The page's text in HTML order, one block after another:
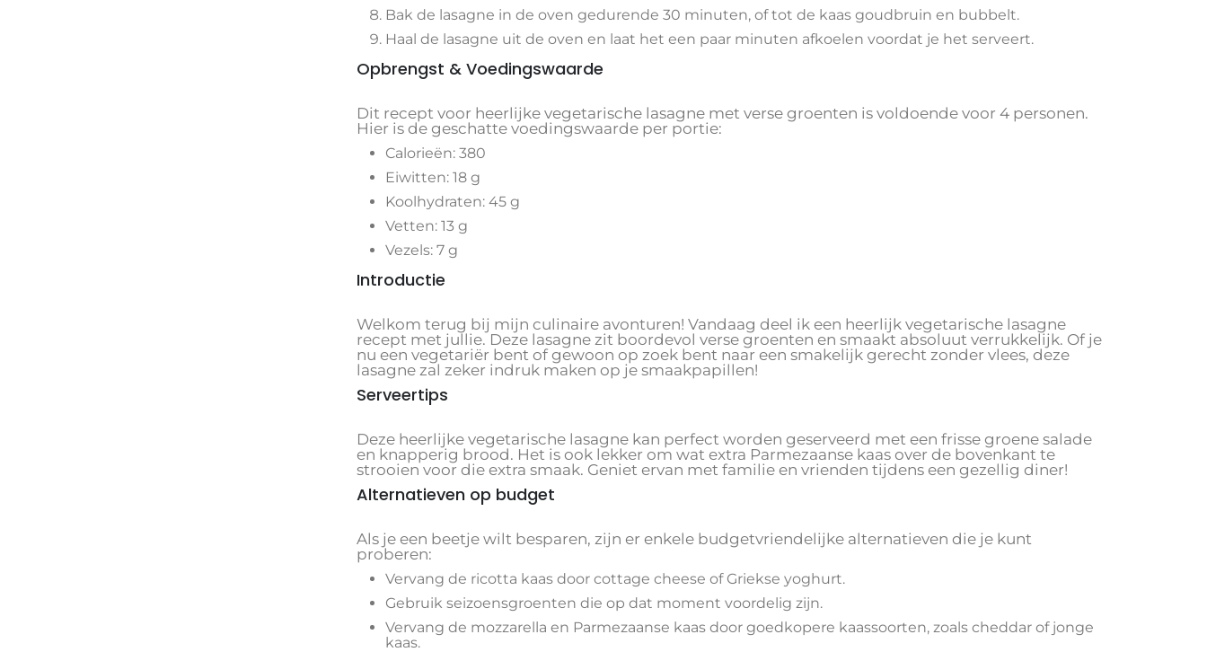
Bak de lasagne in de oven gedurende 30 minuten, of tot de kaas goudbruin en bubbelt.
Haal de lasagne uit de oven en laat het een paar minuten afkoelen voordat je het serveert.
Opbrengst & Voedingswaarde
Dit recept voor heerlijke vegetarische lasagne met verse groenten is voldoende voor 4 personen.
Hier is de geschatte voedingswaarde per portie:
Calorieën: 380
Eiwitten: 18 g
Koolhydraten: 45 g
Vetten: 13 g
Vezels: 7 g
Introductie
Welkom terug bij mijn culinaire avonturen! Vandaag deel ik een heerlijk vegetarische lasagne
recept met jullie. Deze lasagne zit boordevol verse groenten en smaakt absoluut verrukkelijk. Of je
nu een vegetariër bent of gewoon op zoek bent naar een smakelijk gerecht zonder vlees, deze
lasagne zal zeker indruk maken op je smaakpapillen!
Serveertips
Deze heerlijke vegetarische lasagne kan perfect worden geserveerd met een frisse groene salade
en knapperig brood. Het is ook lekker om wat extra Parmezaanse kaas over de bovenkant te
strooien voor die extra smaak. Geniet ervan met familie en vrienden tijdens een gezellig diner!
Alternatieven op budget
Als je een beetje wilt besparen, zijn er enkele budgetvriendelijke alternatieven die je kunt
proberen:
Vervang de ricotta kaas door cottage cheese of Griekse yoghurt.
Gebruik seizoensgroenten die op dat moment voordelig zijn.
Vervang de mozzarella en Parmezaanse kaas door goedkopere kaassoorten, zoals cheddar of jonge
kaas.